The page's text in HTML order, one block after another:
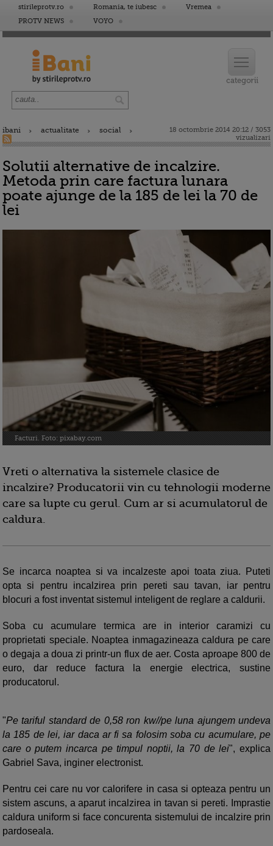
stirileprotv.ro Romania, te iubesc
Vremea
PROTV NEWS
VOYO
ibani actualitate social
18 octombrie 2014 20:12 / 3053
vizualizari
Solutii alternative de incalzire.
Metoda prin care factura lunara
poate ajunge de la 185 de lei la 70 de
lei
Facturi. Foto: pixabay.com
Vreti o alternativa la sistemele clasice de
incalzire? Producatorii vin cu tehnologii moderne
care sa lupte cu gerul. Cum ar si acumulatorul de
caldura.
Se incarca noaptea si va incalzeste apoi toata ziua. Puteti
opta si pentru incalzirea prin pereti sau tavan, iar pentru
blocuri a fost inventat sistemul inteligent de reglare a caldurii.
Soba cu acumulare termica are in interior caramizi cu
proprietati speciale. Noaptea inmagazineaza caldura pe care
o degaja a doua zi printr-un flux de aer. Costa aproape 800 de
euro, dar reduce factura la energie electrica, sustine
producatorul.
"Pe tariful standard de 0,58 ron kw//pe luna ajungem undeva
la 185 de lei, iar daca ar fi sa folosim soba cu acumulare, pe
care o putem incarca pe timpul noptii, la 70 de lei", explica
Gabriel Sava, inginer electronist.
Pentru cei care nu vor calorifere in casa si opteaza pentru un
sistem ascuns, a aparut incalzirea in tavan si pereti. Imprastie
caldura uniform si face concurenta sistemului de incalzire prin
pardoseala.